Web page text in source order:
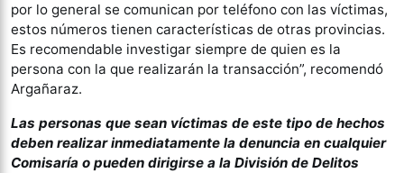
por lo general se comunican por teléfono con las víctimas,
estos números tienen características de otras provincias.
Es recomendable investigar siempre de quien es la
persona con la que realizarán la transacción”, recomendó
Argañaraz.
Las personas que sean víctimas de este tipo de hechos
deben realizar inmediatamente la denuncia en cualquier
Comisaría o pueden dirigirse a la División de Delitos